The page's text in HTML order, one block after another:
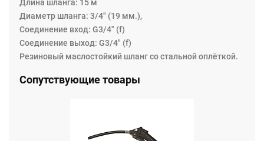
Длина шланга: 15 м
Диаметр шланга: 3/4" (19 мм.),
Соединение вход: G3/4" (f)
Соединение выход: G3/4" (f)
Резиновый маслостойкий шланг со стальной оплёткой.
Сопутствующие товары